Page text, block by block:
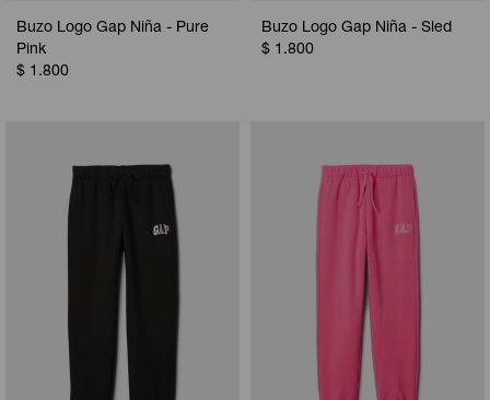
Buzo Logo Gap Niña - Pure
Pink
$ 1.800
Buzo Logo Gap Niña - Sled
$ 1.800